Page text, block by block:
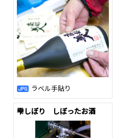
ラベル手貼り
雫しぼり しぼったお酒